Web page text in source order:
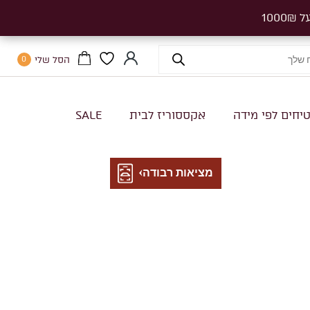
הסל שלי 0
לפי מידה אקססוריז לבית SALE
מציאות רבודה